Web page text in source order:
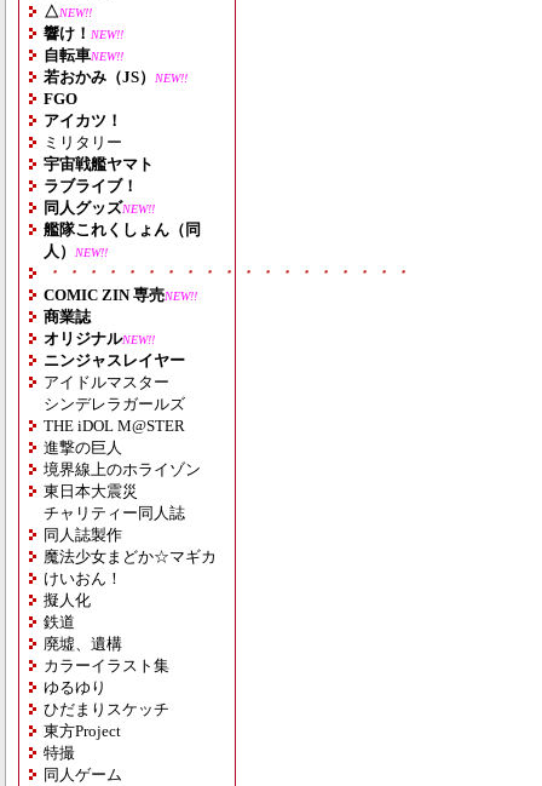
△NEW!!
響け！ NEW!!
自転車NEW!!
若おかみ（JS） NEW!!
FGO
アイカツ！
ミリタリー
宇宙戦艦ヤマト
ラブライブ！
同人グッズNEW!!
艦隊これくしょん（同
人）
NEW!!
・・・・・・・・・・・・・・・・・・・
COMIC ZIN 専売NEW!!
商業誌
オリジナルNEW!!
ニンジャスレイヤー
アイドルマスター
シンデレラガールズ
THE iDOL M@STER
進撃の巨人
境界線上のホライゾン
東日本大震災
チャリティー同人誌
同人誌製作
魔法少女まどか☆マギカ
けいおん！
擬人化
鉄道
廃墟、遺構
カラーイラスト集
ゆるゆり
ひだまりスケッチ
東方Project
特撮
同人ゲーム